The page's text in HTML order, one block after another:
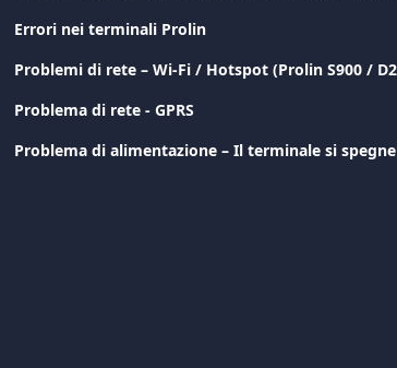
Errori nei terminali Prolin
Problemi di rete – Wi-Fi / Hotspot (Prolin S900 /
Problema di rete - GPRS
Problema di alimentazione – Il terminale si